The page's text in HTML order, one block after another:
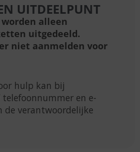
UITDEELPUNT
alleen
uitgedeeld.
niet aanmelden voor
hulp kan bij
telefoonnummer en e-
de verantwoordelijke